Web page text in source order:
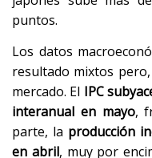
puntos.
Los datos
resultado mixtos
mercado. El IPC
interanual en mayo,
parte, la producción
en abril, muy por